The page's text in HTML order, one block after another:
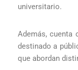
universitario.
Además, cuenta
destinado a
que abordan